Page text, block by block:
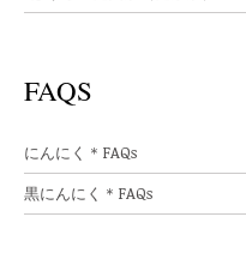
FAQS
にんにく＊FAQs
黒にんにく＊FAQs